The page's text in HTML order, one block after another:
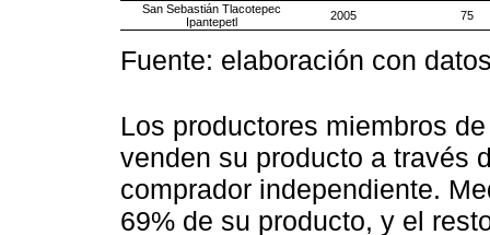
San Sebastián Tlacotepec
Ipantepetl
2005 75
Fuente: elaboración con
Los productores miembros
venden su producto a través
comprador independiente.
69% de su producto, y el